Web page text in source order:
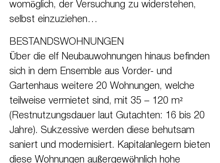
womöglich, der Versuchung zu widerstehen,
selbst einzuziehen…
BESTANDSWOHNUNGEN
Über die elf Neubauwohnungen hinaus befinden
sich in dem Ensemble aus Vorder- und
Gartenhaus weitere 20 Wohnungen, welche
teilweise vermietet sind, mit 35 – 120 m²
(Restnutzungsdauer laut Gutachten: 16 bis 20
Jahre). Sukzessive werden diese behutsam
saniert und modernisiert. Kapitalanlegern bieten
diese Wohnungen außergewöhnlich hohe